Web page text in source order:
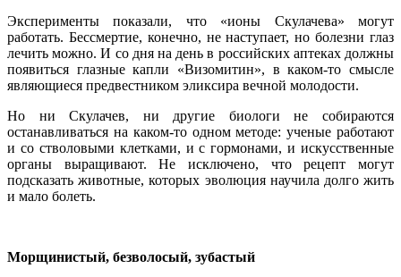
Эксперименты показали, что «ионы Скулачева» могут
работать. Бессмертие, конечно, не наступает, но болезни глаз
лечить можно. И со дня на день в российских аптеках должны
появиться глазные капли «Визомитин», в каком-то смысле
являющиеся предвестником эликсира вечной молодости.
Но ни Скулачев, ни другие биологи не собираются
останавливаться на каком-то одном методе: ученые работают
и со стволовыми клетками, и с гормонами, и искусственные
органы выращивают. Не исключено, что рецепт могут
подсказать животные, которых эволюция научила долго жить
и мало болеть.
Морщинистый, безволосый, зубастый